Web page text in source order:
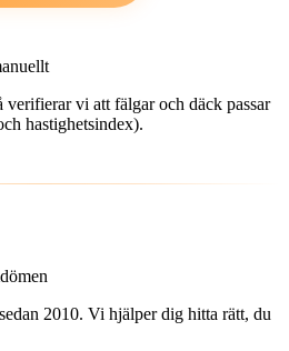
verifierar vi att fälgar och däck passar
hastighetsindex).
2010. Vi hjälper dig hitta rätt, du